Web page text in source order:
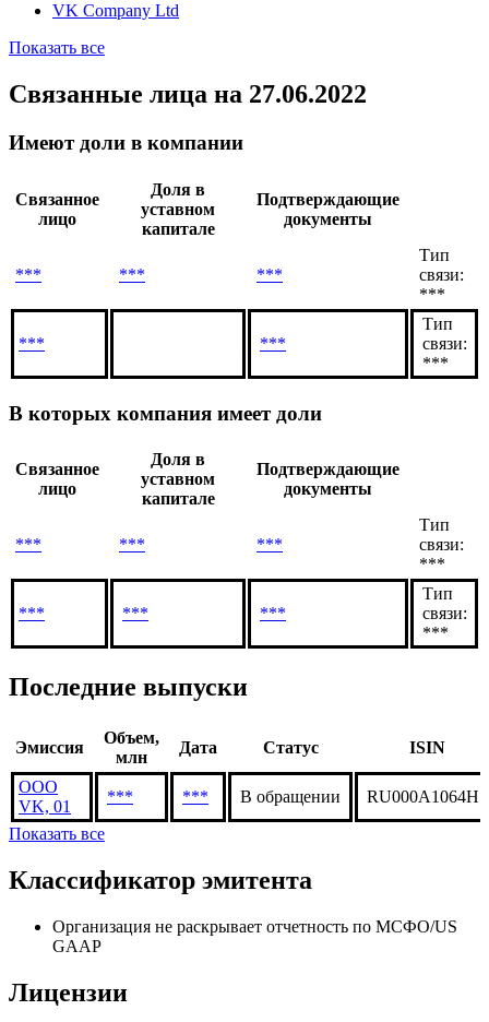
SoftBank
Tencent Holdings
Имеют доли в компании
Связанное
уставном
Подтверждающие
*** ***
Тип
связи:
***
*** ***
В которых компания имеет доли
Связанное
уставном
Подтверждающие
*** *** ***
Тип
связи:
***
*** ***
Последние выпуски
Эмиссия Дата Статус ISIN
VK, 01
Классификатор эмитента
Организация не раскрывает отчетность по МСФО/US